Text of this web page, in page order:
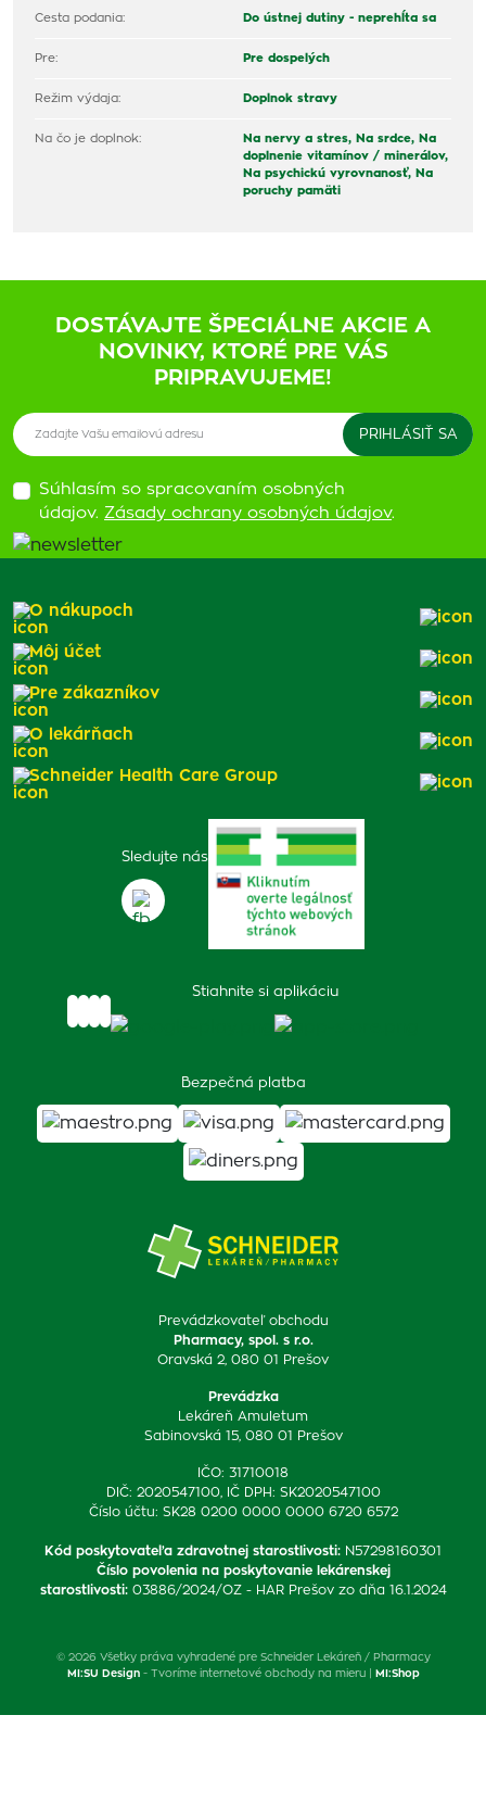
Cesta podania: Do ústnej dutiny - neprehĺta sa
Pre: Pre dospelých
Režim výdaja: Doplnok stravy
Na čo je doplnok: Na nervy a stres, Na srdce, Na
doplnenie vitamínov / minerálov,
Na psychickú vyrovnanosť, Na
poruchy pamäti
DOSTÁVAJTE ŠPECIÁLNE AKCIE A
NOVINKY, KTORÉ PRE VÁS
PRIPRAVUJEME!
Súhlasím so spracovaním osobných
údajov. Zásady ochrany osobných údajov.
Prevádzkovateľ obchodu
Pharmacy, spol. s r.o.
Oravská 2, 080 01 Prešov
Prevádzka
Lekáreň Amuletum
Sabinovská 15, 080 01 Prešov
IČO: 31710018
DIČ: 2020547100, IČ DPH: SK2020547100
Číslo účtu: SK28 0200 0000 0000 6720 6572
Kód poskytovateľa zdravotnej starostlivosti: N57298160301
Číslo povolenia na poskytovanie lekárenskej
starostlivosti: 03886/2024/OZ - HAR Prešov zo dňa 16.1.2024
Sledujte nás
Stiahnite si aplikáciu
Bezpečná platba
O nákupoch
Môj účet
Pre zákazníkov
O lekárňach
Schneider Health Care Group
© 2026 Všetky práva vyhradené pre Schneider Lekáreň / Pharmacy
MI:SU Design- Tvoríme internetové obchody na mieru | MI:Shop